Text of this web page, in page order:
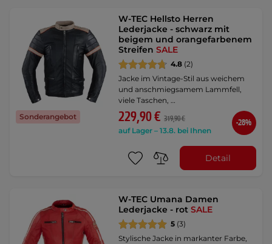
Sonderangebot
W-TEC Hellsto Herren
Lederjacke - schwarz mit
beigem und orangefarbenem
StreifenSALE
4.8 (2)
Jacke im Vintage-Stil aus weichem
und anschmiegsamem Lammfell,
viele Taschen, …
229,90 € 319,90 €
auf Lager – 13.8. bei Ihnen
-28%
Detail
W-TEC Umana Damen
Lederjacke - rotSALE
5 (3)
Stylische Jacke in markanter Farbe,